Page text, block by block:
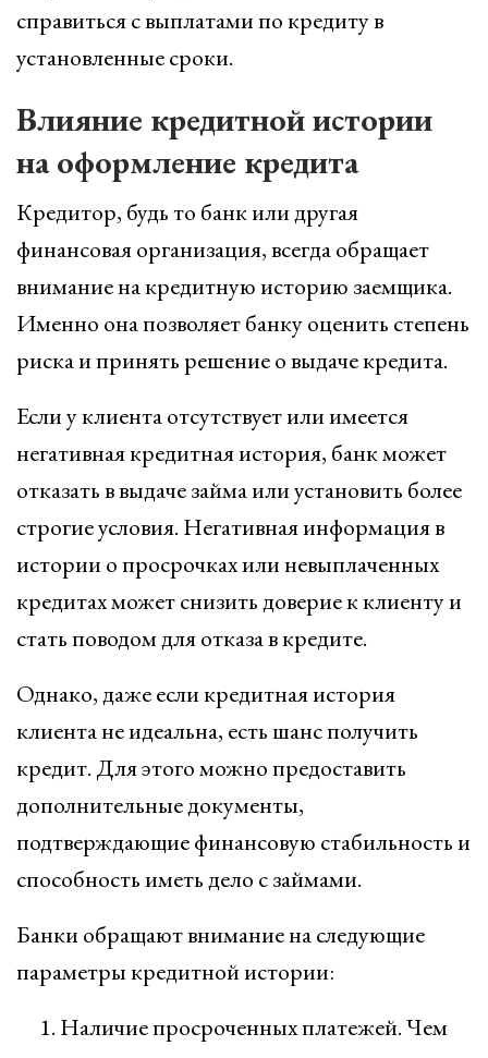
справиться с выплатами по кредиту в
установленные сроки.
Влияние кредитной истории
на оформление кредита
Кредитор, будь то банк или другая
финансовая организация, всегда обращает
внимание на кредитную историю заемщика.
Именно она позволяет банку оценить степень
риска и принять решение о выдаче кредита.
Если у клиента отсутствует или имеется
негативная кредитная история, банк может
отказать в выдаче займа или установить более
строгие условия. Негативная информация в
истории о просрочках или невыплаченных
кредитах может снизить доверие к клиенту и
стать поводом для отказа в кредите.
Однако, даже если кредитная история
клиента не идеальна, есть шанс получить
кредит. Для этого можно предоставить
дополнительные документы,
подтверждающие финансовую стабильность и
способность иметь дело с займами.
Банки обращают внимание на следующие
параметры кредитной истории:
Наличие просроченных платежей. Чем